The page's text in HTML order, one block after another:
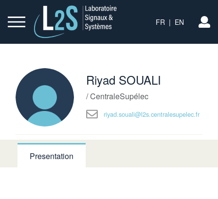
FR | EN
Riyad SOUALI
/ CentraleSupélec
riyad.souali@l2s.centralesupelec.fr
Presentation